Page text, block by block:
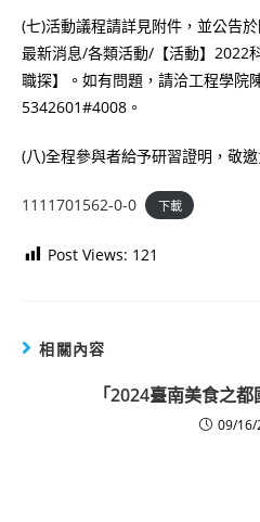
(七)活動議程請詳見附件，並公告
最新消息/各類活動/【活動】2022
職探】。如有問題，請洽工程學院
5342601#4008。
(八)全程參與者給予研習證明，敬
1111701562-0-0 下載
Post Views: 121
相關內容
「2024臺南美食之
09/16/